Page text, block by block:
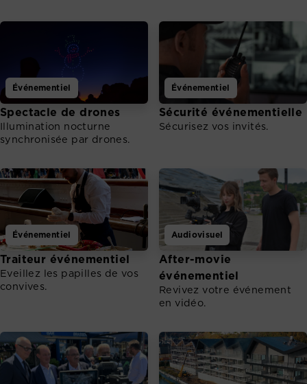
Événementiel
Spectacle de drones
Illumination nocturne
synchronisée par drones.
Événementiel
Sécurité événementielle
Sécurisez vos invités.
Événementiel
Traiteur événementiel
Eveillez les papilles de vos
convives.
Audiovisuel
After-movie
événementiel
Revivez votre événement
en vidéo.